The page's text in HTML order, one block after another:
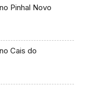
Pinhal Novo
Cais do